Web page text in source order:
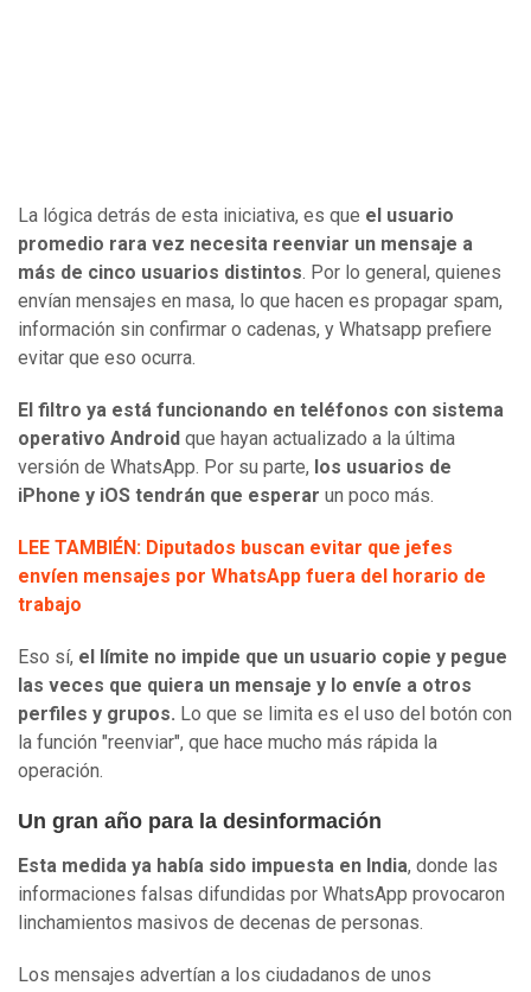
La lógica detrás de esta iniciativa, es que el usuario
promedio rara vez necesita reenviar un mensaje a
más de cinco usuarios distintos. Por lo general, quienes
envían mensajes en masa, lo que hacen es propagar spam,
información sin confirmar o cadenas, y Whatsapp prefiere
evitar que eso ocurra.
El filtro ya está funcionando en teléfonos con sistema
operativo Android que hayan actualizado a la última
versión de WhatsApp. Por su parte, los usuarios de
iPhone y iOS tendrán que esperar un poco más.
LEE TAMBIÉN: Diputados buscan evitar que jefes
envíen mensajes por WhatsApp fuera del horario de
trabajo
Eso sí, el límite no impide que un usuario copie y pegue
las veces que quiera un mensaje y lo envíe a otros
perfiles y grupos. Lo que se limita es el uso del botón con
la función "reenviar", que hace mucho más rápida la
operación.
Un gran año para la desinformación
Esta medida ya había sido impuesta en India, donde las
informaciones falsas difundidas por WhatsApp provocaron
linchamientos masivos de decenas de personas.
Los mensajes advertían a los ciudadanos de unos